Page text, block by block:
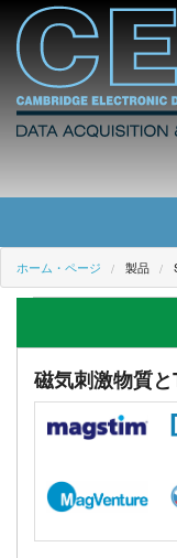
ホーム・ページ
製品
ホーム・ページ 製品
磁気刺激物質